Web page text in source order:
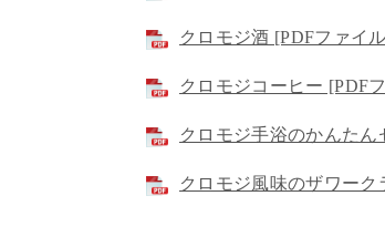
クロモジ酒 [PDFファイ
クロモジコーヒー [PDF
クロモジ手浴のかんた
クロモジ風味のザワーク